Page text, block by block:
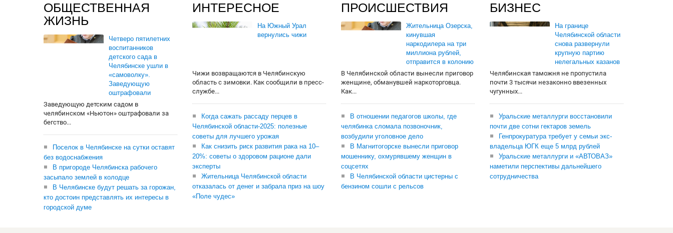
ОБЩЕСТВЕННАЯ
ЖИЗНЬ
Четверо пятилетних
воспитанников
детского сада в
Челябинске ушли в
«самоволку».
Заведующую
оштрафовали
Заведующую детским садом в
челябинском «Ньютон» оштрафовали за
бегство...
Поселок в Челябинске на сутки оставят
без водоснабжения
В пригороде Челябинска рабочего
засыпало землей в колодце
В Челябинске будут решать за горожан,
кто достоин представлять их интересы в
городской думе
ИНТЕРЕСНОЕ
На Южный Урал
вернулись чижи
Чижи возвращаются в Челябинскую
область с зимовки. Как сообщили в пресс-
службе...
Когда сажать рассаду перцев в
Челябинской области-2025: полезные
советы для лучшего урожая
Как снизить риск развития рака на 10–
20%: советы о здоровом рационе дали
эксперты
Жительница Челябинской области
отказалась от денег и забрала приз на шоу
«Поле чудес»
ПРОИСШЕСТВИЯ
Жительница Озерска,
кинувшая
наркодилера на три
миллиона рублей,
отправится в колонию
В Челябинской области вынесли приговор
женщине, обманувшей наркоторговца.
Как...
В отношении педагогов школы, где
челябинка сломала позвоночник,
возбудили уголовное дело
В Магнитогорске вынесли приговор
мошеннику, охмурявшему женщин в
соцсетях
В Челябинской области цистерны с
бензином сошли с рельсов
БИЗНЕС
На границе
Челябинской области
снова развернули
крупную партию
нелегальных казанов
Челябинская таможня не пропустила
почти 3 тысячи незаконно ввезенных
чугунных...
Уральские металлурги восстановили
почти две сотни гектаров земель
Генпрокуратура требует у семьи экс-
владельца ЮГК еще 5 млрд рублей
Уральские металлурги и «АВТОВАЗ»
наметили перспективы дальнейшего
сотрудничества